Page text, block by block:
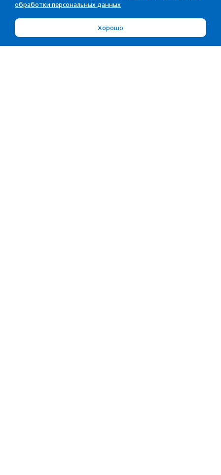
обработки персональных данных
Хорошо